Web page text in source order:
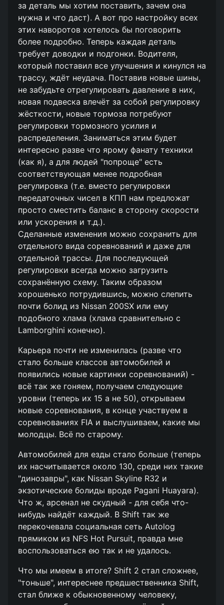
за деталь мы хотим поставить, зачем она
нужна и что даст). А вот про настройку всех
этих наворотов хотелось бы поговорить
более подробно. Теперь каждая деталь
требует доводки и подгонки. Водителя,
который поставил все улучшения и кинулся на
трассу, ждёт неудача. Поставив новые шины,
не забудьте отрегулировать давление в них,
новая подвеска влечёт за собой регулировку
жёсткости, новые тормоза потребуют
регулировки тормозного усилия и
распределения. Заниматься этим будет
интересно разве что ярому фанату техники
(как я), а для людей "попроще" есть
соответствующая менее подробная
регулировка (т.е. вместо регулировки
передаточных чисел в КПП нам предложат
просто сместить баланс в сторону скорости
или ускорения и т.д.).
Сделанные изменения можно сохранить для
отдельного вида соревнований и даже для
отдельной трассы. Для последующей
регулировки всегда можно загрузить
сохранённую схему. Таким образом
хорошенько потрудившись, можно слепить
почти болид из Nissan 200SX или ему
подобного хлама (хлама сравнительно с
Lamborghini конечно).
Карьера почти не изменилась (разве что
стало больше классов автомобилей и
появились новые картинки соревнований) -
всё так же гоняем, получаем следующие
уровни (теперь их 15 а не 50), открываем
новые соревнования, в конце участвуем в
соревнованиях FIA и выслушиваем, какие мы
молодцы. Всё по старому.
Автомобилей для езды стало больше (теперь
их насчитывается около 130, среди них такие
"динозавры", как Nissan Skyline R32 и
экзотические болиды вроде Pagani Huayara).
Что ж, арсенал не скудный - для себя что-
нибудь найдёт каждый. В Shift так же
перекочевала социальная сеть Autolog
прямиком из NFS Hot Pursuit, правда мне
воспользоваться ею так и не удалось.
Что мы имеем в итоге? Shift 2 стал сложнее,
"тоньше", интереснее предшественника Shift,
стал ближе к обыкновенному человеку,